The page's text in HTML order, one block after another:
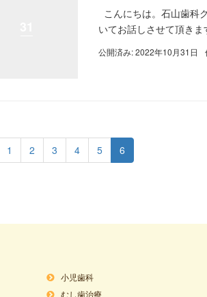
こんにちは。石山歯科
いてお話しさせて頂き
公開済み: 2022年10月31日
1 2 3 4 5 6
小児歯科
むし歯治療